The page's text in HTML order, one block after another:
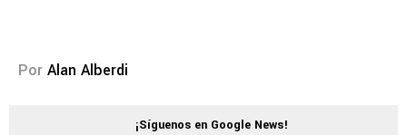
Por Alan Alberdi
¡Síguenos en Google News!